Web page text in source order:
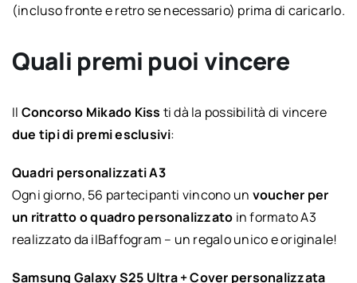
(incluso fronte e retro se necessario) prima di caricarlo.
Quali premi puoi vincere
Il Concorso Mikado Kiss ti dà la possibilità di vincere
due tipi di premi esclusivi:
Quadri personalizzati A3
Ogni giorno, 56 partecipanti vincono un voucher per
un ritratto o quadro personalizzato in formato A3
realizzato da ilBaffogram – un regalo unico e originale!
Samsung Galaxy S25 Ultra + Cover personalizzata